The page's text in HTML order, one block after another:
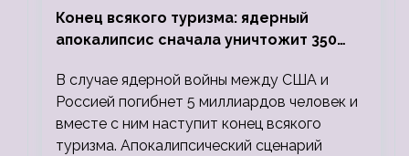
Конец всякого туризма: ядерный
апокалипсис сначала уничтожит 350
людей
В случае ядерной войны между США и
Россией погибнет 5 миллиардов человек и
вместе с ним наступит конец всякого
туризма. Апокалипсический сценарий